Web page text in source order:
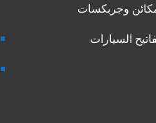
وجربكسات
السيارات